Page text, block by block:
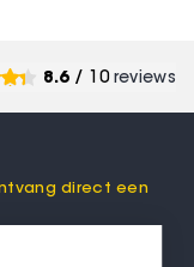
8.6/ 10 reviews
direct een